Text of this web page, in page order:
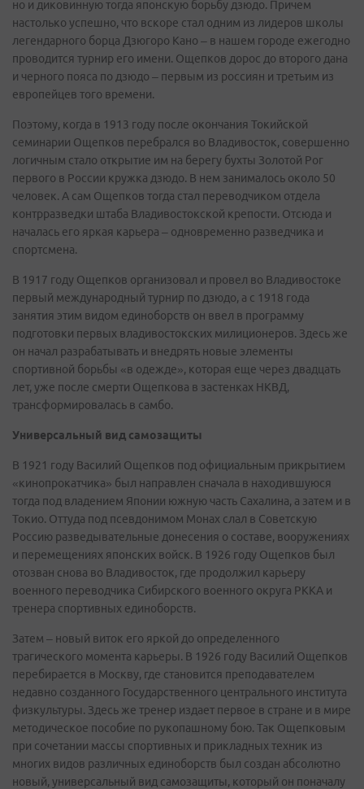
но и диковинную тогда японскую борьбу дзюдо. Причем
настолько успешно, что вскоре стал одним из лидеров школы
легендарного борца Дзюгоро Кано – в нашем городе ежегодно
проводится турнир его имени. Ощепков дорос до второго дана
и черного пояса по дзюдо – первым из россиян и третьим из
европейцев того времени.
Поэтому, когда в 1913 году после окончания Токийской
семинарии Ощепков перебрался во Владивосток, совершенно
логичным стало открытие им на берегу бухты Золотой Рог
первого в России кружка дзюдо. В нем занималось около 50
человек. А сам Ощепков тогда стал переводчиком отдела
контрразведки штаба Владивостокской крепости. Отсюда и
началась его яркая карьера – одновременно разведчика и
спортсмена.
В 1917 году Ощепков организовал и провел во Владивостоке
первый международный турнир по дзюдо, а с 1918 года
занятия этим видом единоборств он ввел в программу
подготовки первых владивостокских милиционеров. Здесь же
он начал разрабатывать и внедрять новые элементы
спортивной борьбы «в одежде», которая еще через двадцать
лет, уже после смерти Ощепкова в застенках НКВД,
трансформировалась в самбо.
Универсальный вид самозащиты
В 1921 году Василий Ощепков под официальным прикрытием
«кинопрокатчика» был направлен сначала в находившуюся
тогда под владением Японии южную часть Сахалина, а затем и в
Токио. Оттуда под псевдонимом Монах слал в Советскую
Россию разведывательные донесения о составе, вооружениях
и перемещениях японских войск. В 1926 году Ощепков был
отозван снова во Владивосток, где продолжил карьеру
военного переводчика Сибирского военного округа РККА и
тренера спортивных единоборств.
Затем – новый виток его яркой до определенного
трагического момента карьеры. В 1926 году Василий Ощепков
перебирается в Москву, где становится преподавателем
недавно созданного Государственного центрального института
физкультуры. Здесь же тренер издает первое в стране и в мире
методическое пособие по рукопашному бою. Так Ощепковым
при сочетании массы спортивных и прикладных техник из
многих видов различных единоборств был создан абсолютно
новый, универсальный вид самозащиты, который он поначалу